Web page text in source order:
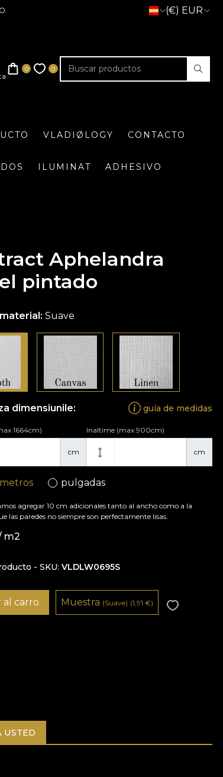
(€) EUR
VLADIØLOGY CONTACTO
ILUMINAT ADHESIVO
Aphelandra
pintado
Suave
dimensiunile: guía de medidas
cm
1664cm)
cm
Inaltime (max 900cm)
pulgadas
agregar 10 cm adicionales tanto al ancho como a la
las paredes no siempre son perfectamente lisas.
m2
- SKU VLDLW0695S
al carro Muestra (Suave) (1,91€)
USTED